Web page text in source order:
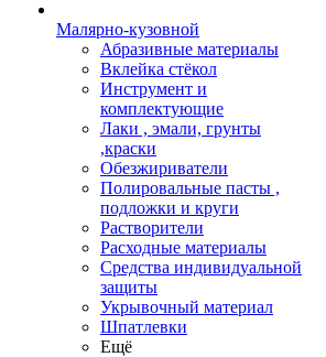
Малярно-кузовной
Абразивные материалы
Вклейка стёкол
Инструмент и
комплектующие
Лаки , эмали, грунты
,краски
Обезжириватели
Полировальные пасты ,
подложки и круги
Растворители
Расходные материалы
Средства индивидуальной
защиты
Укрывочный материал
Шпатлевки
Ещё